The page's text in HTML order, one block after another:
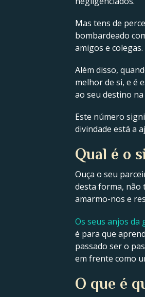
Mas tens de
bombardeado
amigos e
Além disso,
melhor de si, e é
ao seu destino
Este número
divindade está a
Qual é o
Ouça o seu
desta forma, não
amarmo-nos e
Os seus anjos da
é para que
passado ser o
em frente como
O que é